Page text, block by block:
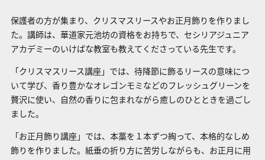
保護者の方が集まり、クリスマスリースやお正月飾りを作りまし
た。講師は、華道家元池坊の資格をお持ちで、セシリアジュニア
アカデミーのいけばな教室も教えてくださっている先生です。
「クリスマスリース講座」では、待降節に飾るリースの意味につ
いて学び、香り豊かなオレゴンモミなどのフレッシュグリーンを
贅沢に使い、自然の香りに包まれながら癒しのひとときを過ごし
ました。
「お正月飾り講座」では、本藁を１本ずつ綯って、本格的なしめ
飾りを作りました。紙垂の折り方に苦労しながらも、お正月に用